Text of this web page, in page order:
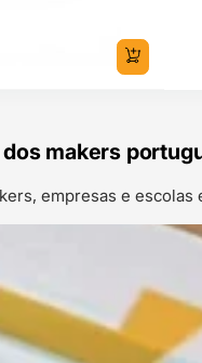
makers
empresas e escolas